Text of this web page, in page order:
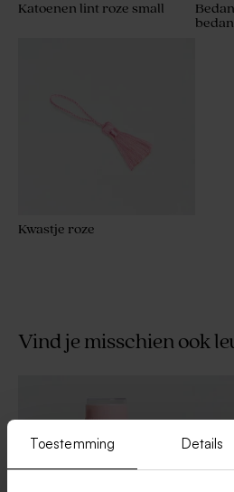
Toestemming Details
Katoenen lint roze small
Kwastje roze
Vind je misschien ook